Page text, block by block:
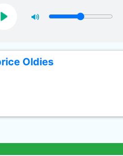
Oldies